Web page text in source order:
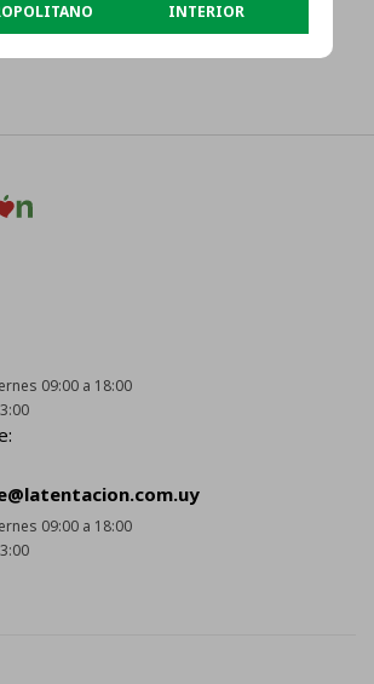
09:00 a 18:00
09:00 a 18:00
INTERIOR